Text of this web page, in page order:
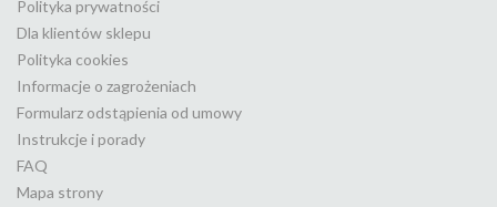
Polityka prywatności
Dla klientów sklepu
Polityka cookies
Informacje o zagrożeniach
Formularz odstąpienia od umowy
Instrukcje i porady
FAQ
Mapa strony